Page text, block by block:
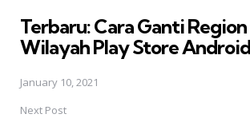
Terbaru: Cara Ganti
Wilayah Play Store Android
January 10, 2021
Next Post